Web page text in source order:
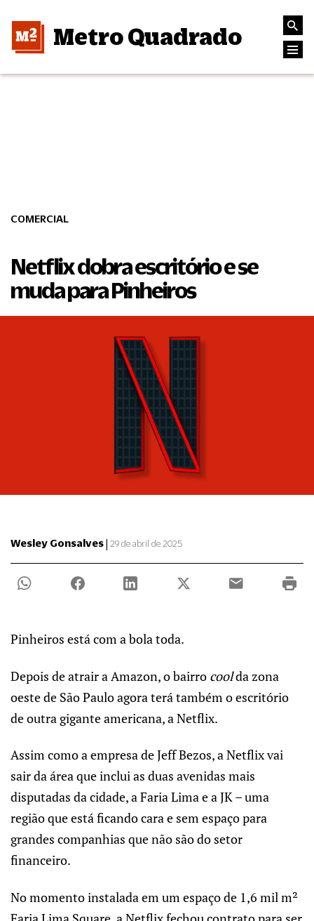
Metro Quadrado
COMERCIAL
Netflix dobra escritório e se
muda para Pinheiros
Wesley Gonsalves| 29 de abril de 2025
Pinheiros está com a bola toda.
Depois de atrair a Amazon, o bairro coolda zona
oeste de São Paulo agora terá também o escritório
de outra gigante americana, a Netflix.
Assim como a empresa de Jeff Bezos, a Netflix vai
sair da área que inclui as duas avenidas mais
disputadas da cidade, a Faria Lima e a JK – uma
região que está ficando cara e sem espaço para
grandes companhias que não são do setor
financeiro.
No momento instalada em um espaço de 1,6 mil m²